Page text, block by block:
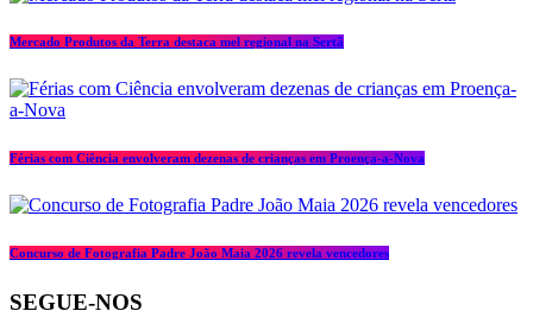
Mercado Produtos da Terra destaca mel regional na Sertã
Férias com Ciência envolveram dezenas de crianças em Proença-a-Nova
Concurso de Fotografia Padre João Maia 2026 revela vencedores
SEGUE-NOS